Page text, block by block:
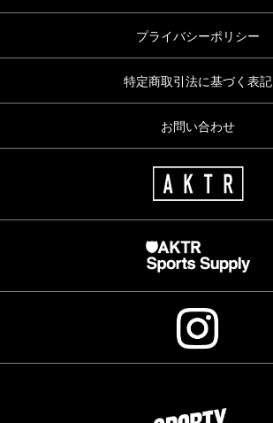
プライバシーポリシー
特定商取引法に基づく表記
お問い合わせ